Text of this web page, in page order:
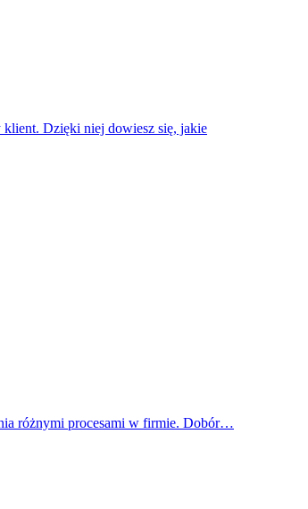
klient. Dzięki niej dowiesz się, jakie
różnymi procesami w firmie. Dobór…